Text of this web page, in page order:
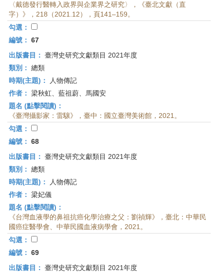
〈戴德發行醫轉入政界與企業界之研究〉，《臺北文獻（直
字）》，218（2021.12），頁141–159。
勾選：
編號： 67
出版書目： 臺灣史研究文獻類目 2021年度
類別： 總類
時期(主題)：
人物傳記
作者： 梁秋虹、藍祖蔚、馬國安
題名 (點擊閱讀)：
《臺灣攝影家：雷驤》，臺中：國立臺灣美術館，2021。
勾選：
編號： 68
出版書目： 臺灣史研究文獻類目 2021年度
類別： 總類
時期(主題)：
人物傳記
作者： 梁妃儀
題名 (點擊閱讀)：
《台灣血液學的鼻祖抗癌化學治療之父：劉禎輝》，臺北：中華民
國癌症醫學會、中華民國血液病學會，2021。
勾選：
編號： 69
出版書目： 臺灣史研究文獻類目 2021年度